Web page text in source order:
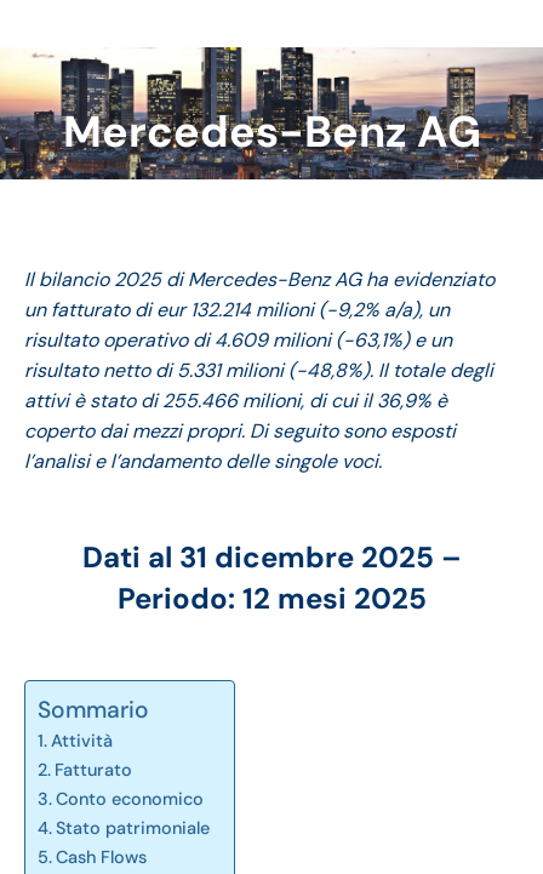
Mercedes-Benz AG
Tu sei qui:
Il bilancio 2025 di Mercedes-Benz AG ha evidenziato
un fatturato di eur 132.214 milioni (-9,2% a/a), un
risultato operativo di 4.609 milioni (-63,1%) e un
risultato netto di 5.331 milioni (-48,8%). Il totale degli
attivi è stato di 255.466 milioni, di cui il 36,9% è
coperto dai mezzi propri. Di seguito sono esposti
l’analisi e l’andamento delle singole voci.
Dati al 31 dicembre 2025 –
Periodo: 12 mesi 2025
Sommario
Attività
Fatturato
Conto economico
Stato patrimoniale
Cash Flows